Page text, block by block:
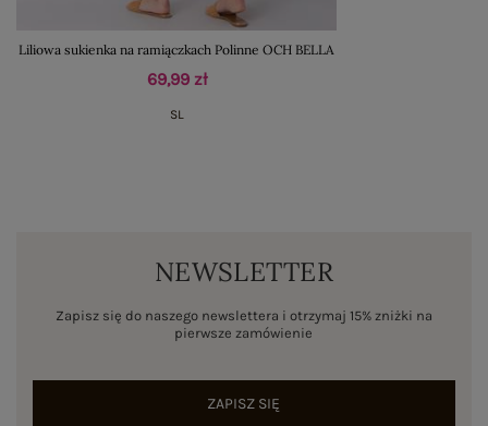
Liliowa sukienka na ramiączkach Polinne OCH BELLA
69,99 zł
SL
NEWSLETTER
Zapisz się do naszego newslettera i otrzymaj 15% zniżki na
pierwsze zamówienie
ZAPISZ SIĘ